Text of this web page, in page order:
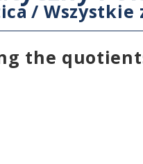
/ Wszystkie
the